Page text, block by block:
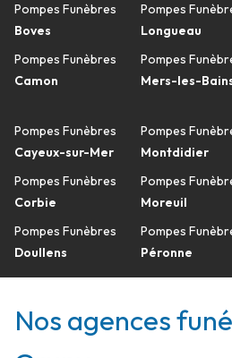
Pompes Funèbres
Boves
Pompes Funèbres
Camon
Pompes Funèbres
Cayeux-sur-Mer
Pompes Funèbres
Corbie
Pompes Funèbres
Doullens
Pompes
Longueau
Pompes
Mers-les-
Pompes
Montdidier
Pompes
Moreuil
Pompes
Péronne
Nos agences